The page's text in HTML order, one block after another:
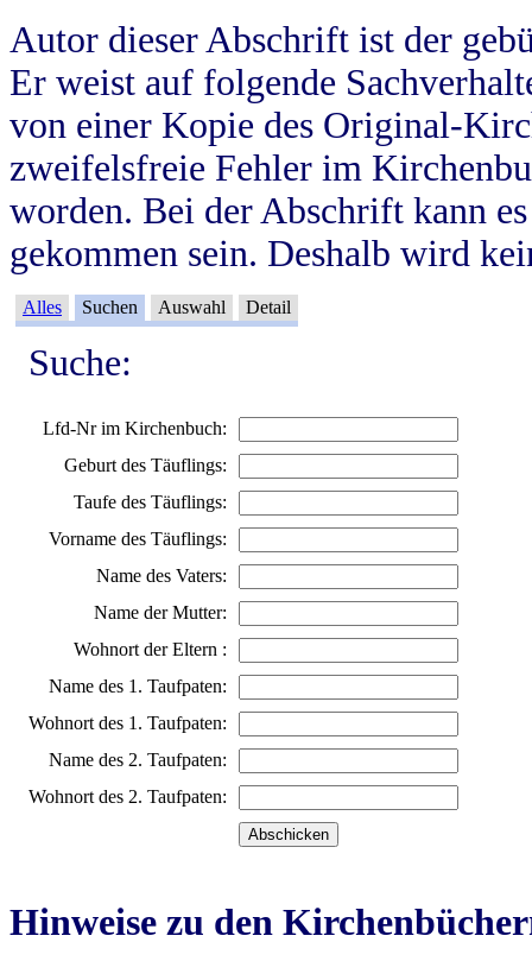
Autor dieser Abschrift ist der
Er weist auf folgende
von einer Kopie des Original-
zweifelsfreie Fehler im
worden. Bei der Abschrift kann
gekommen sein. Deshalb wird
Alles Suchen Auswahl Detail
Suche:
Lfd-Nr im Kirchenbuch:
Geburt des Täuflings:
Taufe des Täuflings:
Vorname des Täuflings:
Name des Vaters:
Name der Mutter:
Wohnort der Eltern :
Name des 1. Taufpaten:
Wohnort des 1. Taufpaten:
Name des 2. Taufpaten:
Wohnort des 2. Taufpaten:
Hinweise zu den